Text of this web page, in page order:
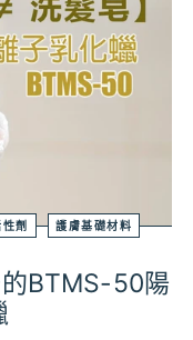
劑 護膚基礎材料
BTMS-50陽